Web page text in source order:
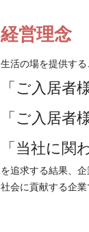
経営理念
生活の場を提供する
「ご入居者
「ご入居者
「当社に関
を追求する結果、企
社会に貢献する企業